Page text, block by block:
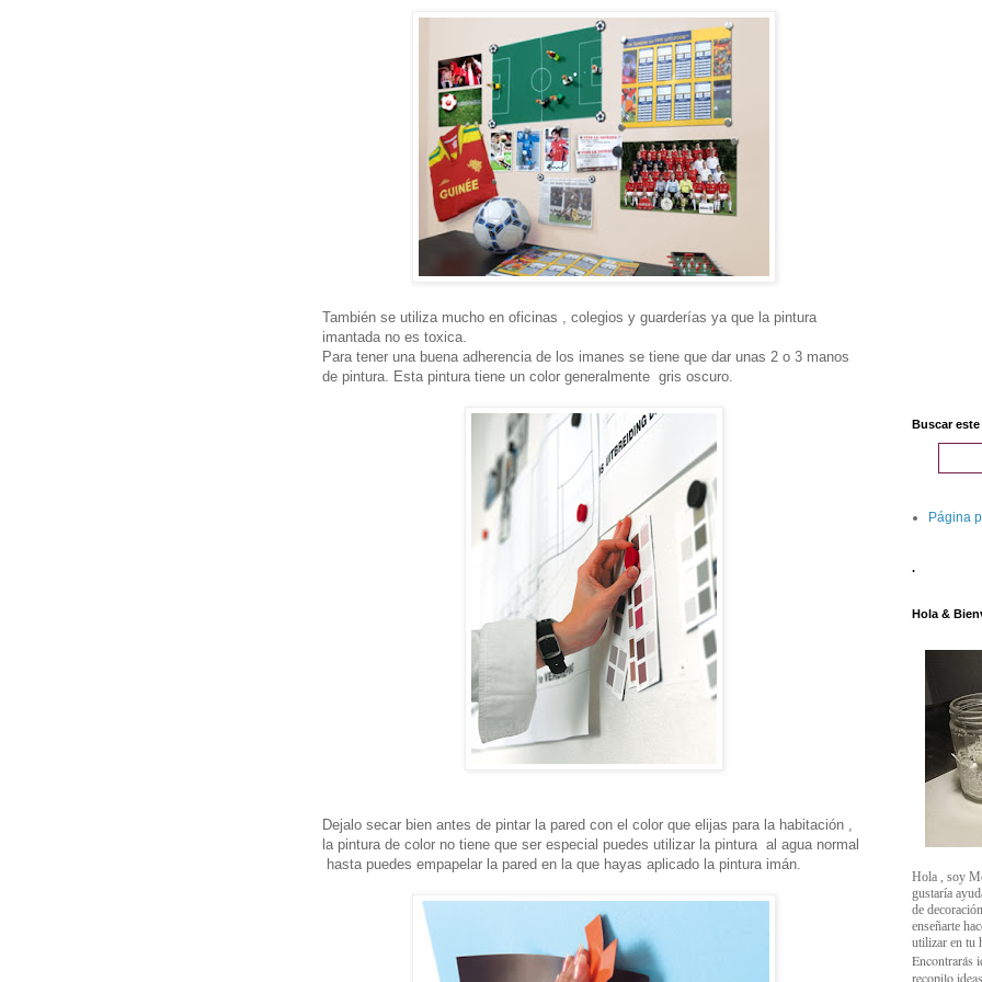
También se utiliza mucho en oficinas , colegios y guarderías ya que la pintura
imantada no es toxica.
Para tener una buena adherencia de los imanes se tiene que dar unas 2 o 3 manos
de pintura. Esta pintura tiene un color generalmente gris oscuro.
Dejalo secar bien antes de pintar la pared con el color que elijas para la habitación ,
la pintura de color no tiene que ser especial puedes utilizar la pintura al agua normal
hasta puedes empapelar la pared en la que hayas aplicado la pintura imán.
Buscar
Página
.
Hola &
Hola , soy
gustaría
de
enseñarte
utilizar en tu
Encontrarás
recopilo